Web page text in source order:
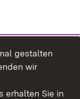
gestalten
wir
erhalten Sie in